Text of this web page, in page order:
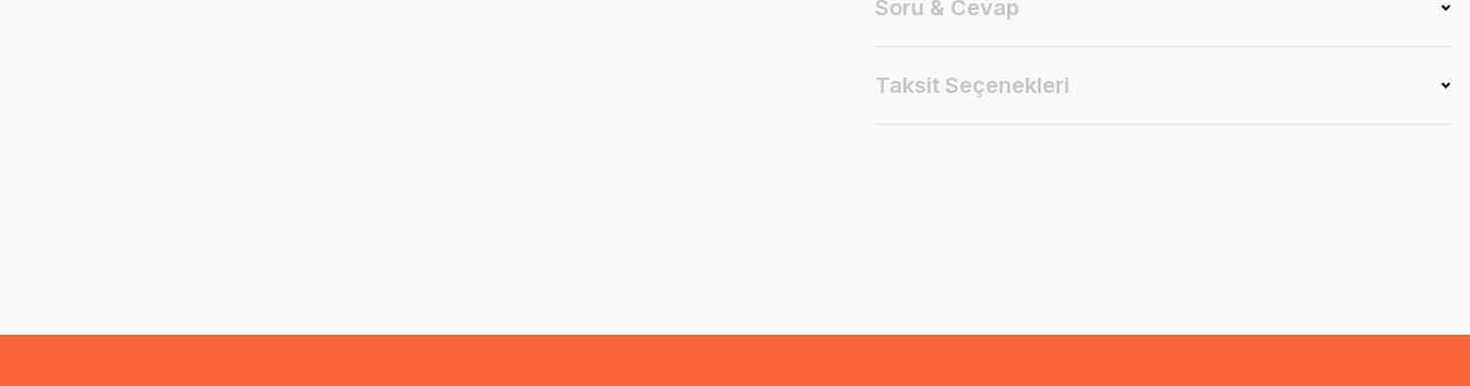
Soru & Cevap
Taksit Seçenekleri